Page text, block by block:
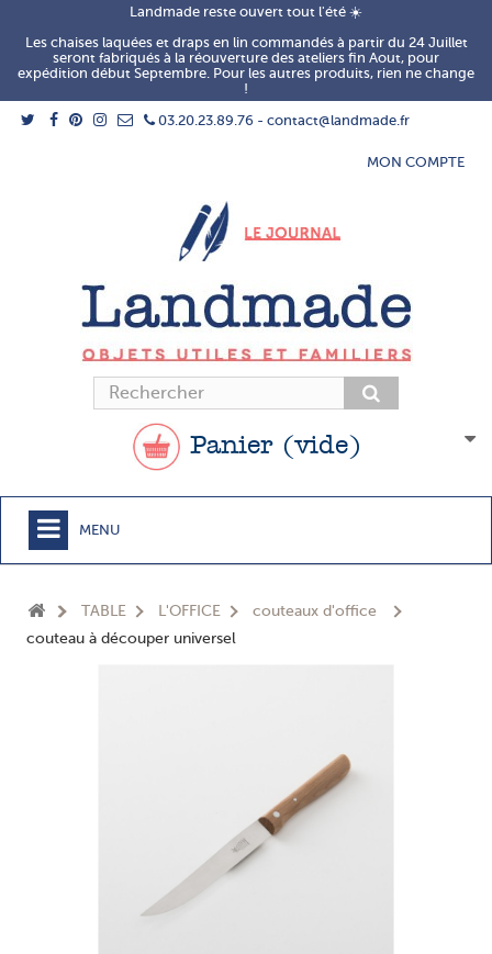
Landmade reste ouvert tout l'été ☀️
Les chaises laquées et draps en lin commandés à partir du 24 Juillet
seront fabriqués à la réouverture des ateliers fin Aout, pour
expédition début Septembre. Pour les autres produits, rien ne change
!
03.20.23.89.76 - contact@landmade.fr
MON COMPTE
Panier (vide)
MENU
TABLE L'OFFICE
couteaux d'office
couteau à découper universel